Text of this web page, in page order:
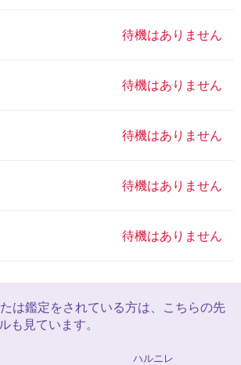
待機はありません
待機はありません
待機はありません
待機はありません
待機はありません
は鑑定をされている方は、こちらの先
も見ています。
ハルニレ